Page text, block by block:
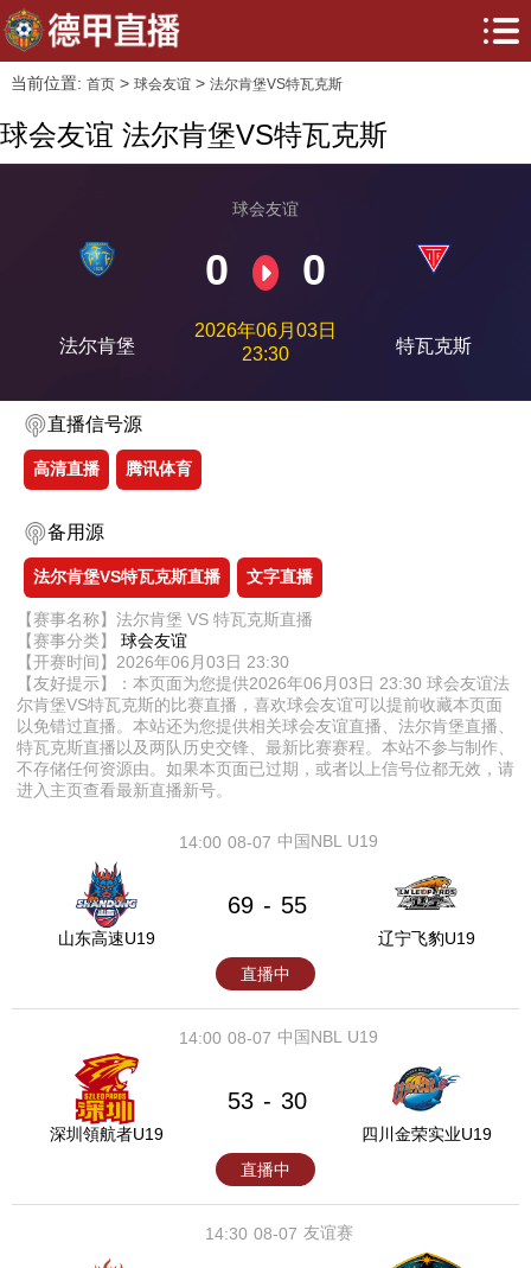
当前位置: 首页> 球会友谊> 法尔肯堡VS特瓦克斯
球会友谊 法尔肯堡VS特瓦克斯
法尔肯堡
球会友谊
0 0
2026年06月03日
23:30
特瓦克斯
直播信号源
高清直播 腾讯体育
备用源
法尔肯堡VS特瓦克斯直播 文字直播
【赛事名称】法尔肯堡 VS 特瓦克斯直播
【赛事分类】 球会友谊
【开赛时间】2026年06月03日 23:30
【友好提示】：本页面为您提供2026年06月03日 23:30 球会友谊法
尔肯堡VS特瓦克斯的比赛直播，喜欢球会友谊可以提前收藏本页面
以免错过直播。本站还为您提供相关球会友谊直播、法尔肯堡直播、
特瓦克斯直播以及两队历史交锋、最新比赛赛程。本站不参与制作、
不存储任何资源由。如果本页面已过期，或者以上信号位都无效，请
进入主页查看最新直播新号。
08-07
14:00 中国NBL U19
山东高速U19
69 - 55
辽宁飞豹U19
直播中
08-07
14:00 中国NBL U19
深圳領航者U19
53 - 30
四川金荣实业U19
直播中
08-07
14:30 友谊赛